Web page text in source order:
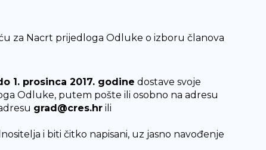
za Nacrt prijedloga Odluke o izboru članova
1. prosinca 2017. godine dostave svoje
Odluke, putem pošte ili osobno na adresu
grad@cres.hrili
i biti čitko napisani, uz jasno navođenje